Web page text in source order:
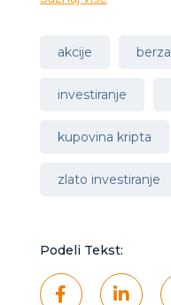
akcije berza
investiranje
kupovina kripta
zlato investiranje
Podeli Tekst: